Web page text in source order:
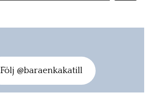
Följ @baraenkakatill